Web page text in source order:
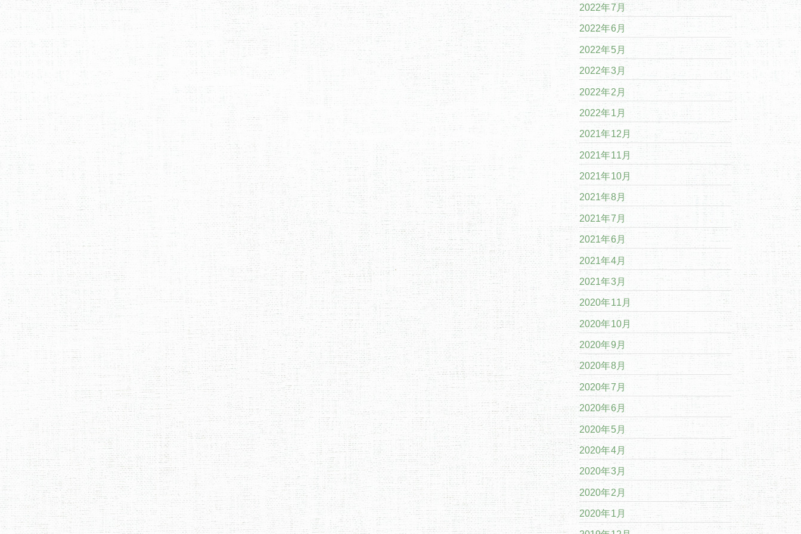
2022年7月
2022年6月
2022年5月
2022年3月
2022年2月
2022年1月
2021年12月
2021年11月
2021年10月
2021年8月
2021年7月
2021年6月
2021年4月
2021年3月
2020年11月
2020年10月
2020年9月
2020年8月
2020年7月
2020年6月
2020年5月
2020年4月
2020年3月
2020年2月
2020年1月